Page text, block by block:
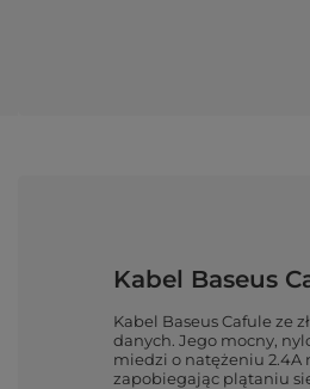
Kabel Baseus
Kabel Baseus Cafule ze
danych. Jego mocny,
miedzi o natężeniu 2.4A
zapobiegając plątaniu